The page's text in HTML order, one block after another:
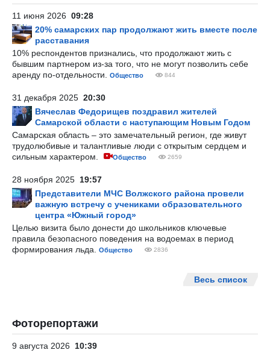
11 июня 2026 09:28
20% самарских пар продолжают жить вместе после
расставания
10% респондентов признались, что продолжают жить с
бывшим партнером из-за того, что не могут позволить себе
аренду по-отдельности.
Общество 844
31 декабря 2025 20:30
Вячеслав Федорищев поздравил жителей
Самарской области с наступающим Новым Годом
Самарская область – это замечательный регион, где живут
трудолюбивые и талантливые люди с открытым сердцем и
сильным характером.
Общество 2659
28 ноября 2025 19:57
Представители МЧС Волжского района провели
важную встречу с учениками образовательного
центра «Южный город»
Целью визита было донести до школьников ключевые
правила безопасного поведения на водоемах в период
формирования льда.
Общество 2836
Весь список
Фоторепортажи
9 августа 2026 10:39